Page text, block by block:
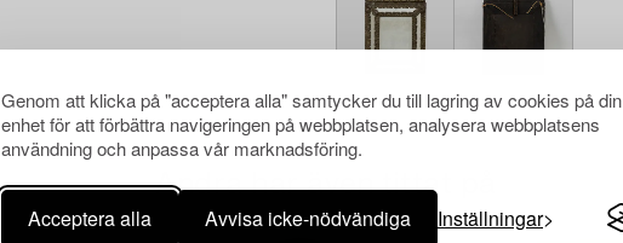
Genom att klicka på "acceptera alla" samtycker du till lagring av cookies på din
enhet för att förbättra navigeringen på webbplatsen, analysera webbplatsens
användning och anpassa vår marknadsföring.
Acceptera alla Avvisa icke-nödvändiga Inställningar
Andra har även tittat på